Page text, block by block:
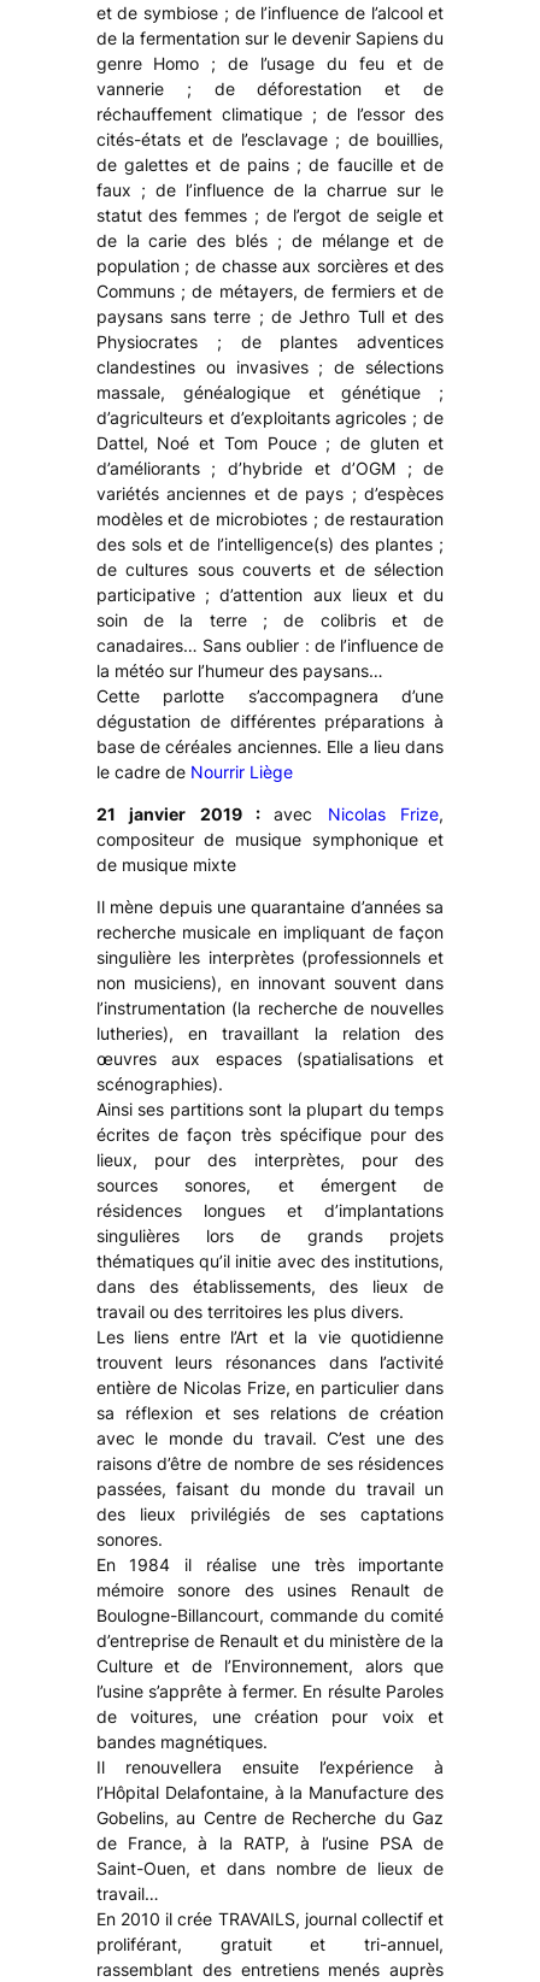
et de symbiose ; de l’influence de l’alcool et
de la fermentation sur le devenir Sapiens du
genre Homo ; de l’usage du feu et de
vannerie ; de déforestation et de
réchauffement climatique ; de l’essor des
cités-états et de l’esclavage ; de bouillies,
de galettes et de pains ; de faucille et de
faux ; de l’influence de la charrue sur le
statut des femmes ; de l’ergot de seigle et
de la carie des blés ; de mélange et de
population ; de chasse aux sorcières et des
Communs ; de métayers, de fermiers et de
paysans sans terre ; de Jethro Tull et des
Physiocrates ; de plantes adventices
clandestines ou invasives ; de sélections
massale, généalogique et génétique ;
d’agriculteurs et d’exploitants agricoles ; de
Dattel, Noé et Tom Pouce ; de gluten et
d’améliorants ; d’hybride et d’OGM ; de
variétés anciennes et de pays ; d’espèces
modèles et de microbiotes ; de restauration
des sols et de l’intelligence(s) des plantes ;
de cultures sous couverts et de sélection
participative ; d’attention aux lieux et du
soin de la terre ; de colibris et de
canadaires… Sans oublier : de l’influence de
la météo sur l’humeur des paysans…
Cette parlotte s’accompagnera d’une
dégustation de différentes préparations à
base de céréales anciennes. Elle a lieu dans
le cadre de Nourrir Liège
21 janvier 2019 :avec Nicolas Frize,
compositeur de musique symphonique et
de musique mixte
Il mène depuis une quarantaine d’années sa
recherche musicale en impliquant de façon
singulière les interprètes (professionnels et
non musiciens), en innovant souvent dans
l’instrumentation (la recherche de nouvelles
lutheries), en travaillant la relation des
œuvres aux espaces (spatialisations et
scénographies).
Ainsi ses partitions sont la plupart du temps
écrites de façon très spécifique pour des
lieux, pour des interprètes, pour des
sources sonores, et émergent de
résidences longues et d’implantations
singulières lors de grands projets
thématiques qu’il initie avec des institutions,
dans des établissements, des lieux de
travail ou des territoires les plus divers.
Les liens entre l’Art et la vie quotidienne
trouvent leurs résonances dans l’activité
entière de Nicolas Frize, en particulier dans
sa réflexion et ses relations de création
avec le monde du travail. C’est une des
raisons d’être de nombre de ses résidences
passées, faisant du monde du travail un
des lieux privilégiés de ses captations
sonores.
En 1984 il réalise une très importante
mémoire sonore des usines Renault de
Boulogne-Billancourt, commande du comité
d’entreprise de Renault et du ministère de la
Culture et de l’Environnement, alors que
l’usine s’apprête à fermer. En résulte Paroles
de voitures, une création pour voix et
bandes magnétiques.
Il renouvellera ensuite l’expérience à
l’Hôpital Delafontaine, à la Manufacture des
Gobelins, au Centre de Recherche du Gaz
de France, à la RATP, à l’usine PSA de
Saint-Ouen, et dans nombre de lieux de
travail…
En 2010 il crée TRAVAILS, journal collectif et
proliférant, gratuit et tri-annuel,
rassemblant des entretiens menés auprès